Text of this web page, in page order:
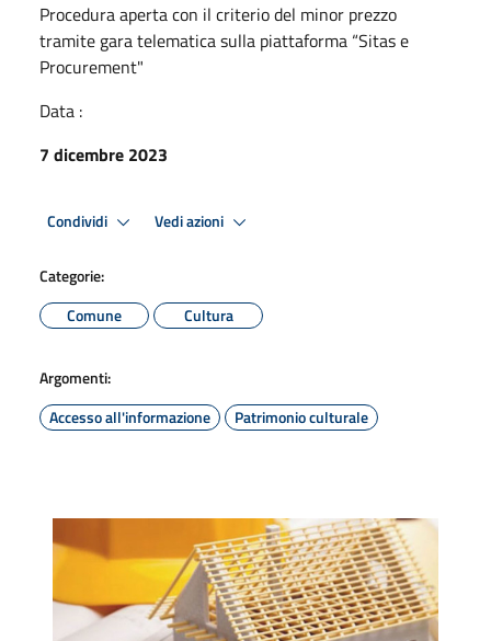
Procedura aperta con il criterio del minor prezzo
tramite gara telematica sulla piattaforma “Sitas e
Procurement"
Data :
7 dicembre 2023
Condividi Vedi azioni
Categorie:
Comune
Cultura
Argomenti:
Accesso all'informazione
Patrimonio culturale